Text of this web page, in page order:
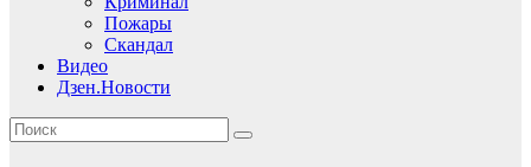
Пожары
Скандал
Видео
Дзен.Новости